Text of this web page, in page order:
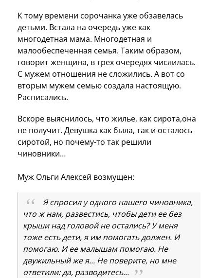
К тому времени сорочанка уже обзавелась
детьми. Встала на очередь уже как
многодетная мама. Многодетная и
малообеспеченная семья. Таким образом,
говорит женщина, в трех очередях числилась.
С мужем отношения не сложились. А вот со
вторым мужем семью создала настоящую.
Расписались.
Вскоре выяснилось, что жилье, как сирота,она
не получит. Девушка как была, так и осталось
сиротой, но почему-то так решили
чиновники…
Муж Ольги Алексей возмущен:
Я спросил у одного нашего чиновника,
что ж нам, развестись, чтобы дети ее без
крыши над головой не остались? У меня
тоже есть дети, я им помогать должен. И
помогаю. И ее малышам помогаю. Не
двужильный же я... Не поверите, но мне
ответили: да, разводитесь...